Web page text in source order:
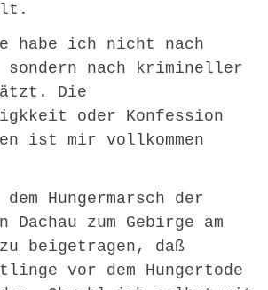
habe ich nicht nach
nach krimineller
Die
oder Konfession
ist mir vollkommen
Hungermarsch der
zum Gebirge am
beigetragen, daß
vor dem Hungertode